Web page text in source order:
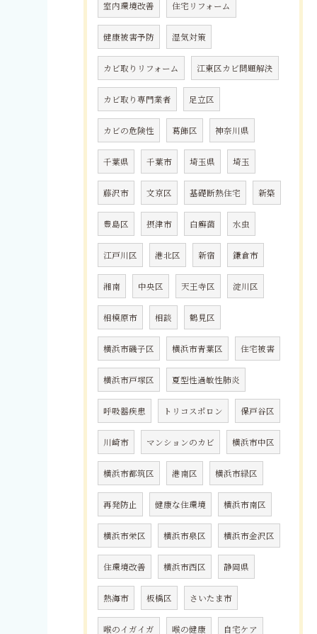
室内環境改善 住宅リフォーム
健康被害予防 湿気対策
カビ取りリフォーム 江東区カビ問題解決
カビ取り専門業者 足立区
カビの危険性 葛飾区 神奈川県
千葉県 千葉市 埼玉県 埼玉
藤沢市 文京区 基礎断熱住宅 新築
豊島区 摂津市 白癬菌 水虫
江戸川区 港北区 新宿 鎌倉市
湘南 中央区 天王寺区 淀川区
相模原市 相談 鶴見区
横浜市磯子区 横浜市青葉区 住宅被害
横浜市戸塚区 夏型性過敏性肺炎
呼吸器疾患 トリコスポロン 保戸谷区
川崎市 マンションのカビ 横浜市中区
横浜市都筑区 港南区 横浜市緑区
再発防止 健康な住環境 横浜市南区
横浜市栄区 横浜市泉区 横浜市金沢区
住環境改善 横浜市西区 静岡県
熱海市 板橋区 さいたま市
喉のイガイガ 喉の健康 自宅ケア